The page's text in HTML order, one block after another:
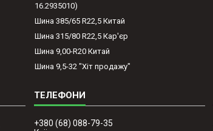
16.2935010)
Шина 385/65 R22,5 Китай
Шина 315/80 R22,5 Кар'єр
Шина 9,00-R20 Китай
Шина 9,5-32 "Хіт продажу"
+380 (68) 088-79-35